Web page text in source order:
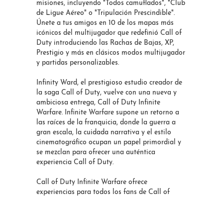
misiones, incluyendo "Todos camuflados", "Club
de Ligue Aéreo" o "Tripulación Prescindible".
Únete a tus amigos en 10 de los mapas más
icónicos del multijugador que redefinió Call of
Duty introduciendo las Rachas de Bajas, XP,
Prestigio y más en clásicos modos multijugador
y partidas personalizables.
Infinity Ward, el prestigioso estudio creador de
la saga Call of Duty, vuelve con una nueva y
ambiciosa entrega, Call of Duty Infinite
Warfare. Infinite Warfare supone un retorno a
las raíces de la franquicia, donde la guerra a
gran escala, la cuidada narrativa y el estilo
cinematográfico ocupan un papel primordial y
se mezclan para ofrecer una auténtica
experiencia Call of Duty.
Call of Duty Infinite Warfare ofrece
experiencias para todos los fans de Call of